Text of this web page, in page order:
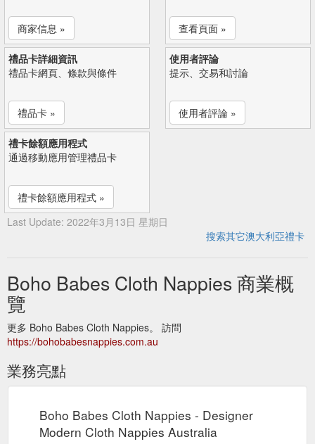
商家信息 » 查看頁面 »
禮品卡詳細資訊
禮品卡網頁、條款與條件
禮品卡 »
使用者評論
提示、交易和討論
使用者評論 »
禮卡餘額應用程式
通過移動應用管理禮品卡
禮卡餘額應用程式 »
Last Update: 2022年3月13日 星期日
搜索其它澳大利亞禮卡
Boho Babes Cloth Nappies 商業概
覽
更多 Boho Babes Cloth Nappies。 訪問
https://bohobabesnappies.com.au
業務亮點
Boho Babes Cloth Nappies - Designer
Modern Cloth Nappies Australia